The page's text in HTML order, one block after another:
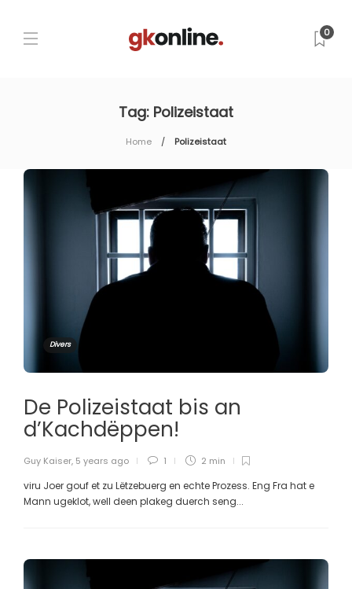
0
Tag: Polizeistaat
Home Polizeistaat
Divers
De Polizeistaat bis an
d’Kachdëppen!
Guy Kaiser, 5 years ago 1 2 min
viru Joer gouf et zu Lëtzebuerg en echte Prozess. Eng Fra hat e
Mann ugeklot, well deen plakeg duerch seng...